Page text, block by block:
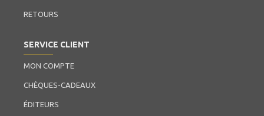
RETOURS
SERVICE CLIENT
MON COMPTE
CHÈQUES-CADEAUX
ÉDITEURS